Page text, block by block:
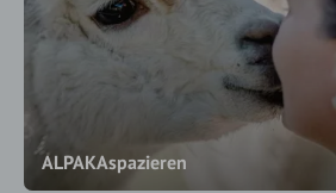
ALPAKAspazieren